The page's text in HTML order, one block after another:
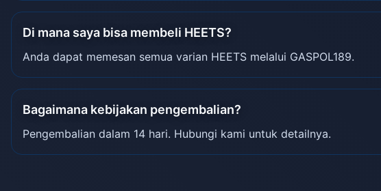
Di mana saya bisa membeli HEETS?
Anda dapat memesan semua varian HEETS melalui GASPOL189.
Bagaimana kebijakan pengembalian?
Pengembalian dalam 14 hari. Hubungi kami untuk detailnya.